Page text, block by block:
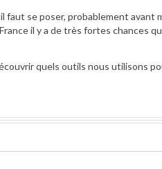
se poser, probablement avant
il y a de très fortes chances
quels outils nous utilisons